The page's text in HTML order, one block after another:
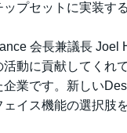
ップセットに実装す
会長兼議長 Joel
活動に貢献してくれ
企業です。新しい
ェイス機能の選択肢